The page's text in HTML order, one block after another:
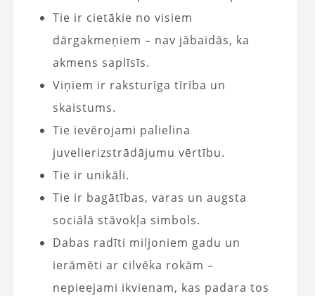
Tie ir cietākie no visiem
dārgakmeņiem – nav jābaidās, ka
akmens saplīsīs.
Viņiem ir raksturīga tīrība un
skaistums.
Tie ievērojami palielina
juvelierizstrādājumu vērtību.
Tie ir unikāli.
Tie ir bagātības, varas un augsta
sociālā stāvokļa simbols.
Dabas radīti miljoniem gadu un
ierāmēti ar cilvēka rokām –
nepieejami ikvienam, kas padara tos